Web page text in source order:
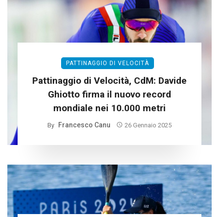
PATTINAGGIO DI VELOCITÀ
Pattinaggio di Velocità, CdM: Davide
Ghiotto firma il nuovo record
mondiale nei 10.000 metri
By Francesco Canu 26 Gennaio 2025